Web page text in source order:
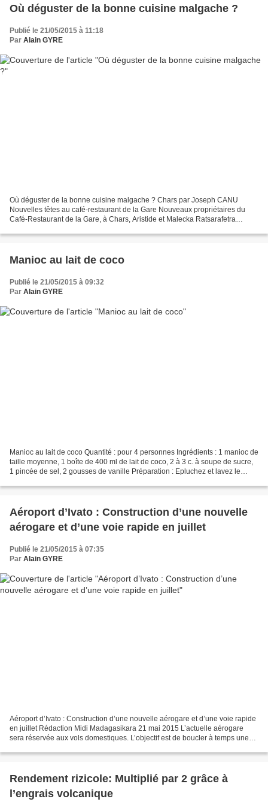
Où déguster de la bonne cuisine malgache ?
Publié le 21/05/2015 à 11:18
Par Alain GYRE
Où déguster de la bonne cuisine malgache ? Chars par Joseph CANU
Nouvelles têtes au café-restaurant de la Gare Nouveaux propriétaires du
Café-Restaurant de la Gare, à Chars, Aristide et Malecka Ratsarafetra
Manioc au lait de coco
Publié le 21/05/2015 à 09:32
Par Alain GYRE
Manioc au lait de coco Quantité : pour 4 personnes Ingrédients : 1 manioc de
taille moyenne, 1 boîte de 400 ml de lait de coco, 2 à 3 c. à soupe de sucre,
1 pincée de sel, 2 gousses de vanille Préparation : Epluchez et lavez le
Aéroport d’Ivato : Construction d’une nouvelle
aérogare et d’une voie rapide en juillet
Publié le 21/05/2015 à 07:35
Par Alain GYRE
Aéroport d’Ivato : Construction d’une nouvelle aérogare et d’une voie rapide
en juillet Rédaction Midi Madagasikara 21 mai 2015 L’actuelle aérogare
sera réservée aux vols domestiques. L’objectif est de boucler à temps une
Rendement rizicole: Multiplié par 2 grâce à
l’engrais volcanique